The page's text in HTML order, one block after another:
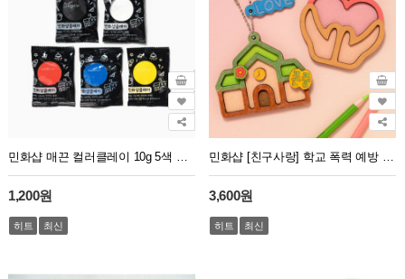
1,200원
히트 최신
3,600원
히트 최신